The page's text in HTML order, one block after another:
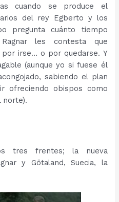
cuando se produce el
del rey Egberto y los
pregunta cuánto tiempo
les contesta que
irse… o por quedarse. Y
(aunque yo si fuese él
sabiendo el plan
ofreciendo obispos como
norte).
tres frentes; la nueva
y Götaland, Suecia, la